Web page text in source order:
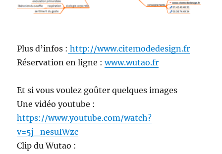
Plus d’infos : http://www.citemodedesign.fr
Réservation en ligne :www.wutao.fr
Et si vous voulez goûter quelques images
Une vidéo youtube :
https://www.youtube.com/watch?
v=5j_nesuIWzc
Clip du Wutao :